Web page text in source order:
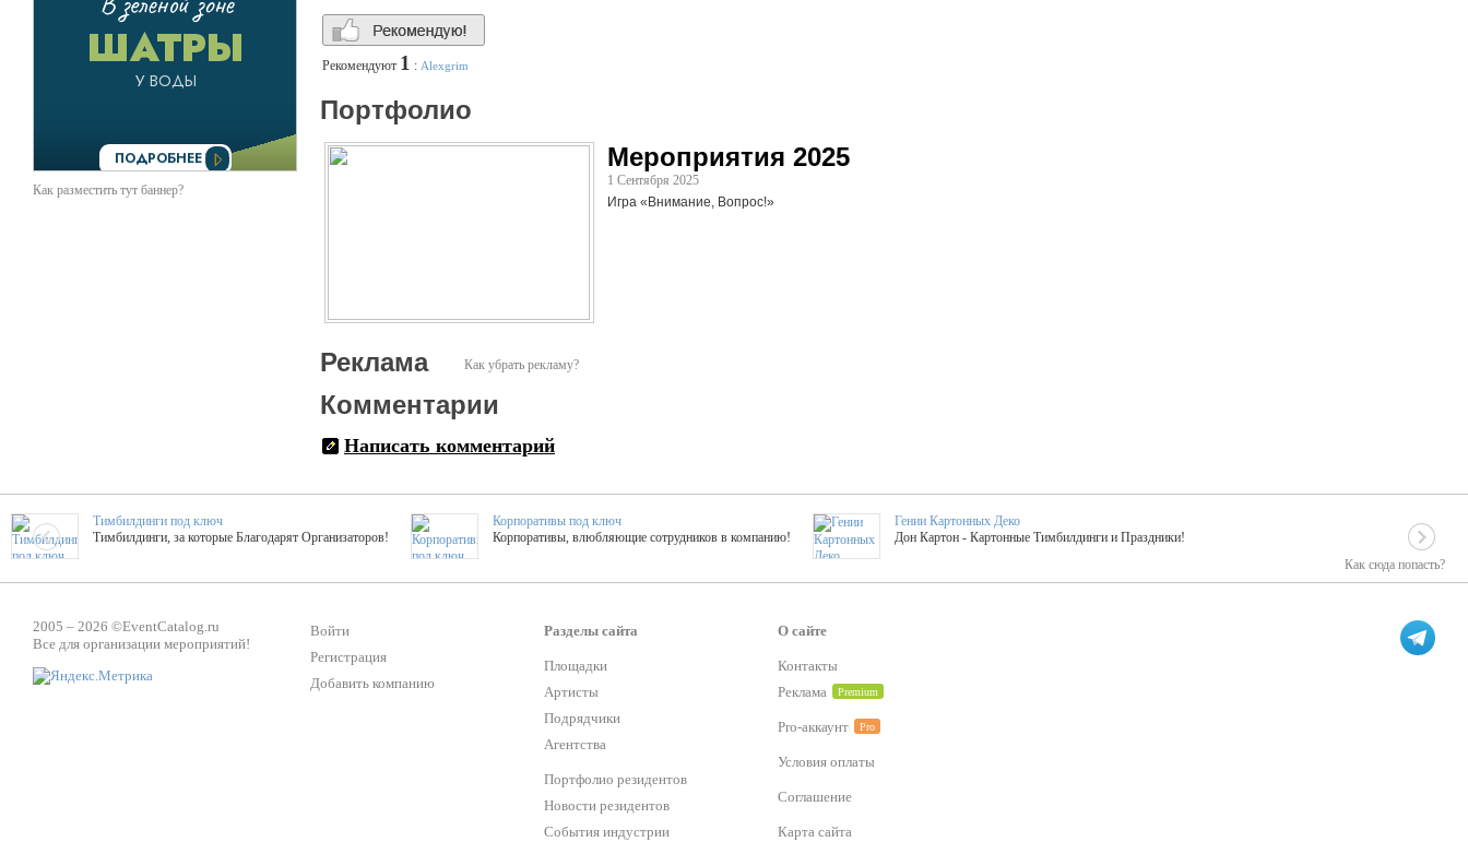
Как разместить тут баннер?
Рекомендуют 1 : Alexgrim
Портфолио
Мероприятия 2025
1 Сентября 2025
Игра «Внимание, Вопрос!»
Как убрать рекламу?
Реклама
Комментарии
Написать комментарий
Как сюда попасть?
Тимбилдинги под ключ
Тимбилдинги, за которые Благодарят Организаторов!
Корпоративы под ключ
Корпоративы, влюбляющие сотрудников в компанию!
Гении Картонных Деко
Дон Картон - Картонные Тимбилдинги и Праздники!
ТОПовые мастер-классы на мероприятие! Гибкие цены!
ShowTex - Декор и Ди
Мастер-классы
ТОП 25 активностей! Смета за 15 минут!
Букинг компания №1
Оперативная информация о любых зарубежных артистах
Каждый второй заказ контента со скидкой в 15%
Хотите весело?
2005 – 2026 ©EventCatalog.ru
Все для организации мероприятий!
Войти
Регистрация
Добавить компанию
Разделы сайта
Площадки
Артисты
Подрядчики
Агентства
Портфолио резидентов
Новости резидентов
События индустрии
О сайте
Контакты
Реклама
Premium
Pro-аккаунт Pro
Условия оплаты
Соглашение
Карта сайта